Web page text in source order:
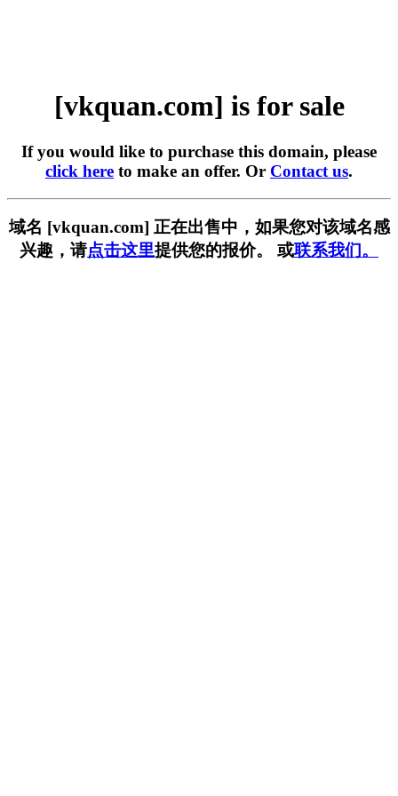
[vkquan.com] is for sale
If you would like to purchase this domain, please
click here to make an offer. Or Contact us.
域名 [vkquan.com] 正在出售中，如果您对该域名感
兴趣，请点击这里提供您的报价。 或联系我们。